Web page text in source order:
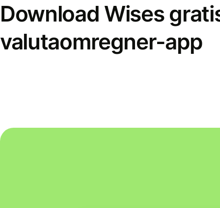
Download Wises
valutaomregner-app